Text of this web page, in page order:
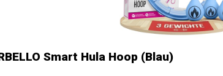
Smart Hula Hoop (Blau)